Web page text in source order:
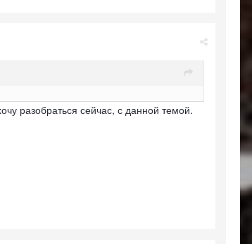
разобраться сейчас, с данной темой.